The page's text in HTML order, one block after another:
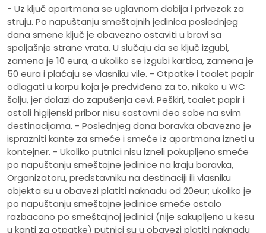
- Uz ključ apartmana se uglavnom dobija i privezak za
struju. Po napuštanju smeštajnih jedinica poslednjeg
dana smene ključ je obavezno ostaviti u bravi sa
spoljašnje strane vrata. U slučaju da se ključ izgubi,
zamena je 10 eura, a ukoliko se izgubi kartica, zamena je
50 eura i plaćaju se vlasniku vile. - Otpatke i toalet papir
odlagati u korpu koja je predviđena za to, nikako u WC
šolju, jer dolazi do zapušenja cevi. Peškiri, toalet papir i
ostali higijenski pribor nisu sastavni deo sobe na svim
destinacijama. - Poslednjeg dana boravka obavezno je
isprazniti kante za smeće i smeće iz apartmana izneti u
kontejner. - Ukoliko putnici nisu izneli pokupljeno smeće
po napuštanju smeštajne jedinice na kraju boravka,
Organizatoru, predstavniku na destinaciji ili vlasniku
objekta su u obavezi platiti naknadu od 20eur; ukoliko je
po napuštanju smeštajne jedinice smeće ostalo
razbacano po smeštajnoj jedinici (nije sakupljeno u kesu
u kanti za otpatke) putnici su u obavezi platiti naknadu